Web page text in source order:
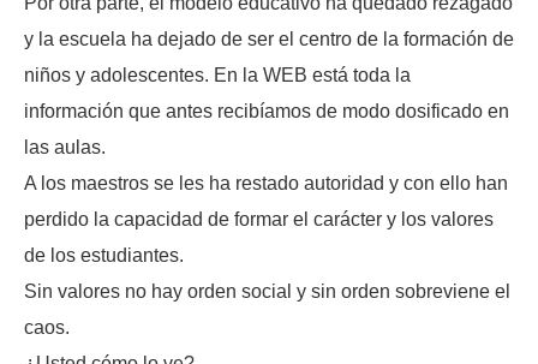
y la escuela ha dejado de ser el centro de la formación de
niños y adolescentes. En la WEB está toda la
información que antes recibíamos de modo dosificado en
las aulas.
A los maestros se les ha restado autoridad y con ello han
perdido la capacidad de formar el carácter y los valores
de los estudiantes.
Sin valores no hay orden social y sin orden sobreviene el
caos.